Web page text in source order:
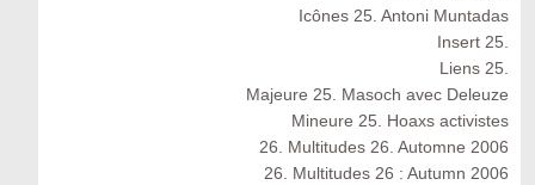
Icônes 25. Antoni Muntadas
Insert 25.
Liens 25.
Majeure 25. Masoch avec Deleuze
Mineure 25. Hoaxs activistes
26. Multitudes 26. Automne 2006
26. Multitudes 26 : Autumn 2006